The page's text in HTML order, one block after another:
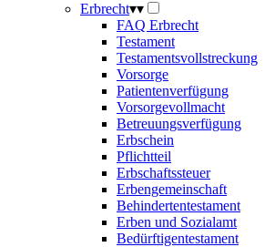
Erbrecht▾▾
FAQ Erbrecht
Testament
Testamentsvollstreckung
Vorsorge
Patientenverfügung
Vorsorgevollmacht
Betreuungsverfügung
Erbschein
Pflichtteil
Erbschaftssteuer
Erbengemeinschaft
Behindertentestament
Erben und Sozialamt
Bedürftigentestament